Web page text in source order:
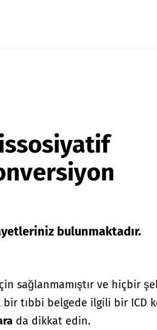
bulunmaktadır.
sağlanmamıştır ve hiçbir
tıbbi belgede ilgili bir ICD
da dikkat edin.